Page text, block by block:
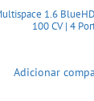
1.6
100 CV | 4
Adicionar